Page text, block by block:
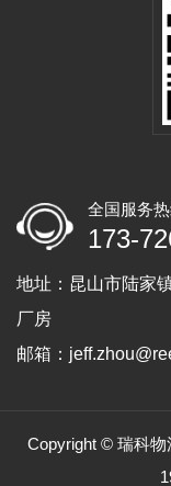
全国服务
173-
地址：昆山市陆家
厂房
邮箱：
Copyright © 瑞科